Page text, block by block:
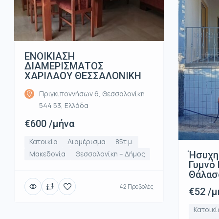
ΕΝΟΙΚΙΑΣΗ
ΔΙΑΜΕΡΙΣΜΑΤΟΣ
ΧΑΡΙΛΑΟΥ ΘΕΣΣΑΛΟΝΙΚΗ
Πριγκιποννήσων 6, Θεσσαλονίκη
544 53, Ελλάδα
€600 /μήνα
Κατοικία Διαμέρισμα
85τ.μ.
Μακεδονία
Θεσσαλονίκη – Δήμος
42 Προβολές
Γυμνό
€52 /